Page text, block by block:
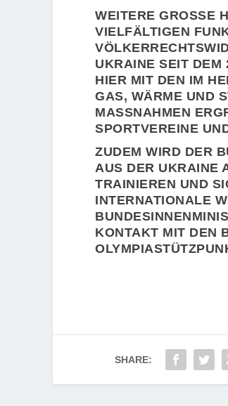
WEITERE GROSSE
IELFÄLTIGEN
KRAINE SEIT DEM
IER MIT DEN IM
AS, WÄRME UND
ASSNAHMEN
ORTVEREINE UND
ZUDEM WIRD DER
AUS DER UKRAINE
TRAINIEREN UND
INTERNATIONALE
KONTAKT MIT DEN
SHARE: